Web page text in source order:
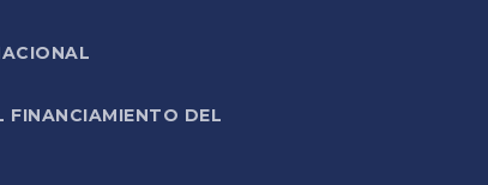
FINANCIAMIENTO DEL